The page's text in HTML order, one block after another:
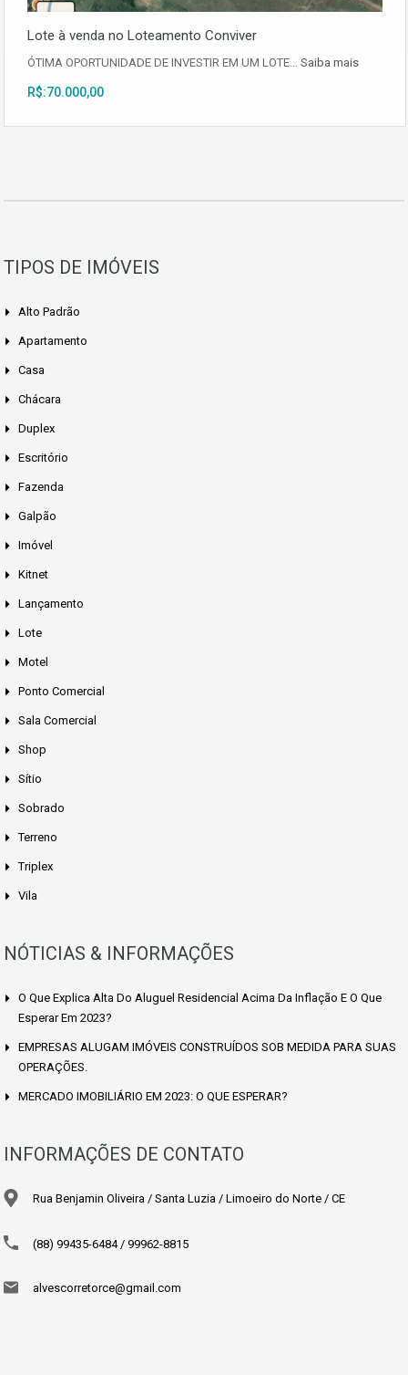
Lote à venda no Loteamento Conviver
ÓTIMA OPORTUNIDADE DE INVESTIR EM UM LOTE… Saiba mais
R$:70.000,00
TIPOS DE IMÓVEIS
Alto Padrão
Apartamento
Casa
Chácara
Duplex
Escritório
Fazenda
Galpão
Imóvel
Kitnet
Lançamento
Lote
Motel
Ponto Comercial
Sala Comercial
Shop
Sítio
Sobrado
Terreno
Triplex
Vila
NÓTICIAS & INFORMAÇÕES
O Que Explica Alta Do Aluguel Residencial Acima Da Inflação E O Que
Esperar Em 2023?
EMPRESAS ALUGAM IMÓVEIS CONSTRUÍDOS SOB MEDIDA PARA SUAS
OPERAÇÕES.
MERCADO IMOBILIÁRIO EM 2023: O QUE ESPERAR?
INFORMAÇÕES DE CONTATO
Rua Benjamin Oliveira / Santa Luzia / Limoeiro do Norte / CE
(88) 99435-6484 / 99962-8815
alvescorretorce@gmail.com